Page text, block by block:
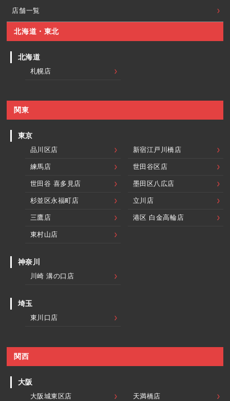
店舗一覧
北海道・東北
北海道
札幌店
関東
東京
品川区店 新宿江戸川橋店
練馬店 世田谷区店
世田谷 喜多見店 墨田区八広店
杉並区永福町店 立川店
三鷹店 港区 白金高輪店
東村山店
神奈川
川崎 溝の口店
埼玉
東川口店
関西
大阪
大阪城東区店 天満橋店